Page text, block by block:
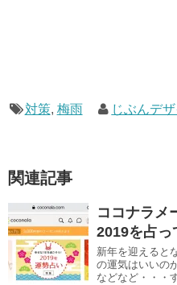
対策, 梅雨 じぶんデ
関連記事
ココナラメ
2019を占っ
新年を迎えると
の運気はいいの
などなど・・・